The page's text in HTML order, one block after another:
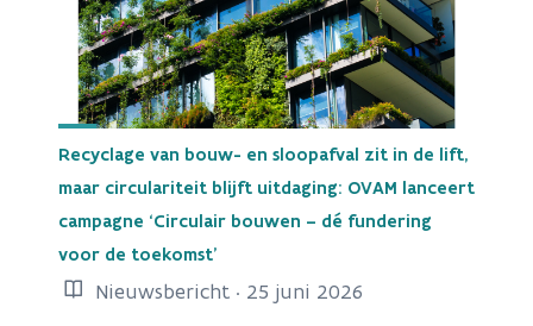
Recyclage van bouw- en sloopafval zit in de lift,
maar circulariteit blijft uitdaging: OVAM lanceert
campagne ‘Circulair bouwen – dé fundering
voor de toekomst’
Nieuwsbericht · 25 juni 2026